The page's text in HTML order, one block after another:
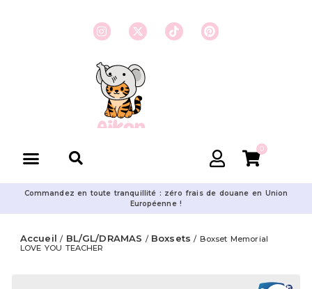
0
Commandez en toute tranquillité : zéro frais de douane en Union
Européenne !
Accueil / BL/GL/DRAMAS / Boxsets / Boxset Memorial
LOVE YOU TEACHER